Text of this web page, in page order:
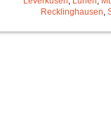
Recklinghausen,